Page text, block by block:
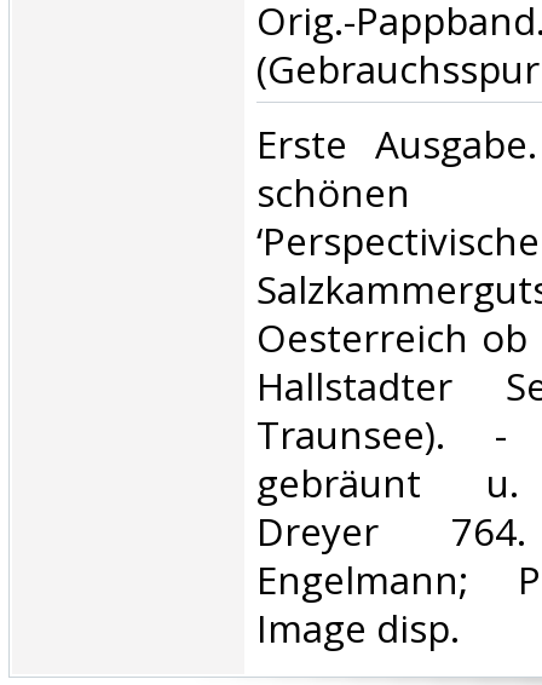
Orig.-
‎Erste
schönen
Oesterreich ob
Hallstadter
Traunsee). -
gebräunt u.
Dreyer
Engelmann;
Image disp.‎